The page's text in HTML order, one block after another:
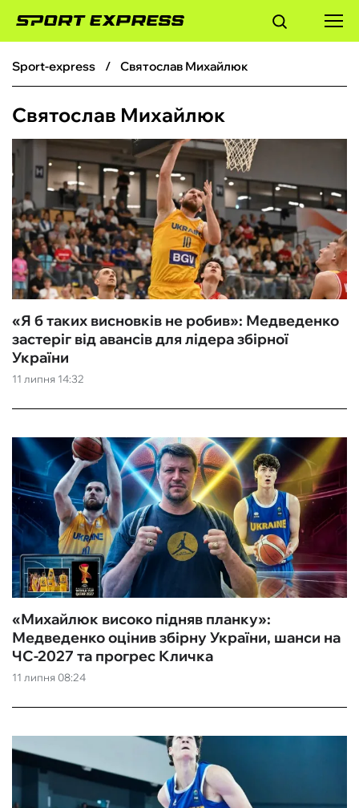
ФУТБОЛ
БОКС
ХОКЕЙ
ТЕНІС
КІБЕРСПОРТ
ЧС-2026
ІНШІ
БУКМЕКЕРИ
sport-express Святослав Михайлюк
Святослав Михайлюк
11 липня 14:32
«Я б таких висновків не робив»: Медведенко
застеріг від авансів для лідера збірної
України
11 липня 08:24
«Михайлюк високо підняв планку»:
Медведенко оцінив збірну України, шанси на
ЧС-2027 та прогрес Кличка